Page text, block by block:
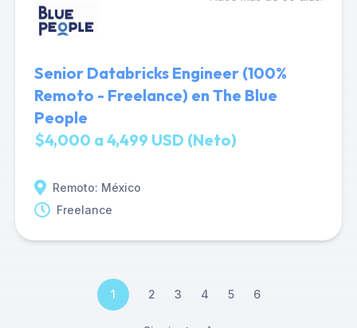
Senior Databricks Engineer (100%
Remoto - Freelance) en The Blue
People
$4,000 a 4,499 USD (Neto)
Remoto: México
Freelance
1 2 3 4 5 6